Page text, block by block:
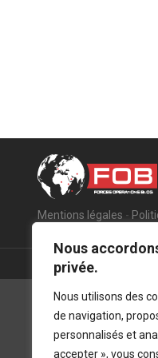
Nous
privée.
Nous utilisons des
de navigation,
personnalisés et
accepter », vous
Mentions légales -